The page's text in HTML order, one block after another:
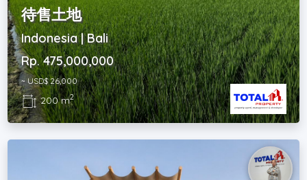
待售土地
Indonesia | Bali
Rp. 475,000,000
~ USD$ 26,000
200 m2